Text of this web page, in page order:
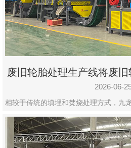
废旧轮胎处理生产线将废
资源
2026-06-
相较于传统的填埋和焚烧处理方式，九